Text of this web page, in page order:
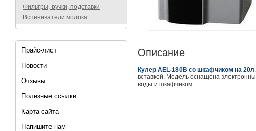
Фильтры, ручки, подставки
Вспениватели молока
Прайс-лист
Новости
Отзывы
Полезные ссылки
Карта сайта
Напишите нам
Описание
Кулер AEL-180B со шкафчиком на 20л
вставкой. Модель оснащена
воды и шкафчиком.